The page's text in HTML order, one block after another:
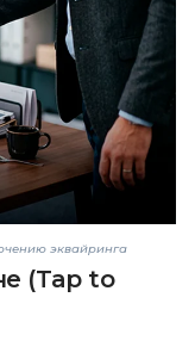
эквайринга
(Tap to